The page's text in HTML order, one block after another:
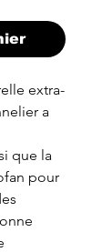
extra-
a
que la
pour